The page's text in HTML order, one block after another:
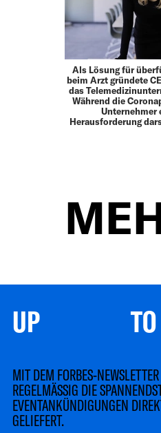
Als Lösung für
beim Arzt gründete
das
Während die
Unternehmer
Herausforderung
UP
MIT DEM FORBES-
REGELMÄSSIG DIE
EVENTANKÜNDIGUNGEN
GELIEFERT.